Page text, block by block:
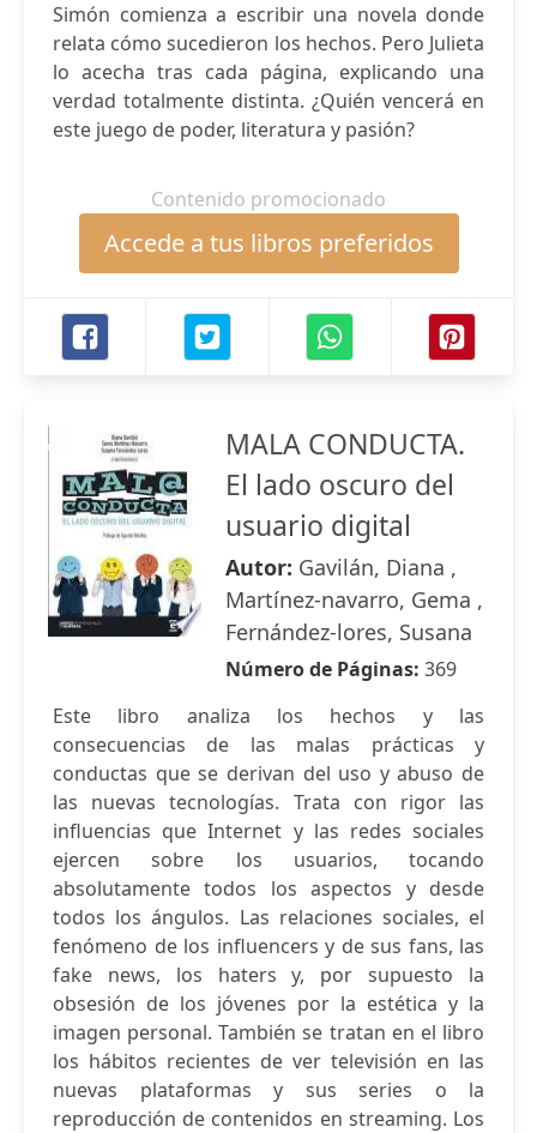
Simón comienza a escribir una novela donde
relata cómo sucedieron los hechos. Pero Julieta
lo acecha tras cada página, explicando una
verdad totalmente distinta. ¿Quién vencerá en
este juego de poder, literatura y pasión?
Contenido promocionado
Accede a tus libros preferidos
MALA CONDUCTA.
El lado oscuro del
usuario digital
Autor: Gavilán, Diana ,
Martínez-navarro, Gema ,
Fernández-lores, Susana
Número de Páginas: 369
Este libro analiza los hechos y las
consecuencias de las malas prácticas y
conductas que se derivan del uso y abuso de
las nuevas tecnologías. Trata con rigor las
influencias que Internet y las redes sociales
ejercen sobre los usuarios, tocando
absolutamente todos los aspectos y desde
todos los ángulos. Las relaciones sociales, el
fenómeno de los influencers y de sus fans, las
fake news, los haters y, por supuesto la
obsesión de los jóvenes por la estética y la
imagen personal. También se tratan en el libro
los hábitos recientes de ver televisión en las
nuevas plataformas y sus series o la
reproducción de contenidos en streaming. Los